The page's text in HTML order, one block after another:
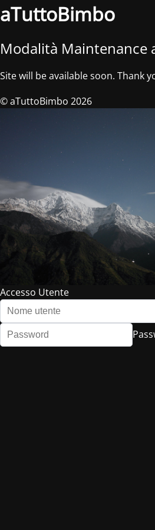
aTuttoBimbo
Modalità Maintenance
Site will be available soon. Thank
© aTuttoBimbo 2026
Accesso Utente